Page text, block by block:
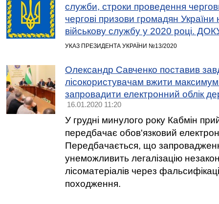
служби, строки проведення
чергові призови громадян України
військову службу у 2020 році.
УКАЗ ПРЕЗИДЕНТА УКРАЇНИ №13/2020
Олександр Савченко поставив
лісокористувачам вжити
запровадити електронний облік
16.01.2020 11:20
У грудні минулого року Кабмін
передбачає обов'язковий
Передбачається, що
унеможливить легалізацію
лісоматеріалів через
походження.